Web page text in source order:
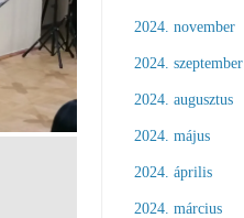
2024. november
2024. szeptember
2024. augusztus
2024. május
2024. április
2024. március